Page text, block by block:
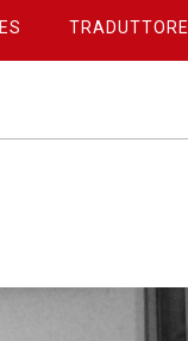
TRADUTTORE